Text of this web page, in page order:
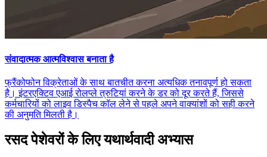
संवादात्मक आत्मविश्वास बनाता है
फ्रैंकोफोन विक्रेताओं के साथ बातचीत करना अत्यधिक तनावपूर्ण हो सकता
है। इंटरएक्टिव एआई रोलप्ले त्रुटियां करने के डर को दूर करते हैं, जिससे
कर्मचारियों को लाइव डिस्पैच कॉल लेने से पहले अपने वाक्यांशों को सही करने
की अनुमति मिलती है।
रसद पेशेवरों के लिए यथार्थवादी अभ्यास